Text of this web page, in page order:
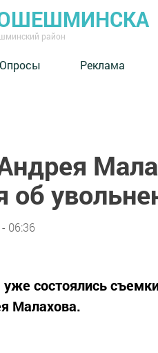
район
Опросы Реклама
об
06:36
состоялись
Малахова.